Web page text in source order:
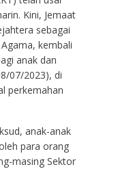
Kini, Jemaat
sebagai
kembali
anak dan
07/2023), di
perkemahan
anak-anak
para orang
masing Sektor